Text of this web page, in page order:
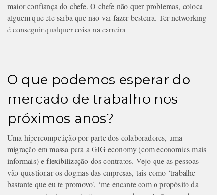
maior confiança do chefe. O chefe não quer problemas, coloca
alguém que ele saiba que não vai fazer besteira. Ter networking
é conseguir qualquer coisa na carreira.
O que podemos esperar do
mercado de trabalho nos
próximos anos?
Uma hipercompetição por parte dos colaboradores, uma
migração em massa para a GIG economy (com economias mais
informais) e flexibilização dos contratos. Vejo que as pessoas
vão questionar os dogmas das empresas, tais como ‘trabalhe
bastante que eu te promovo’, ‘me encante com o propósito da